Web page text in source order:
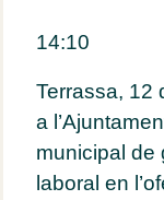
14:10
Terrassa, 12
a
municipal de
laboral en